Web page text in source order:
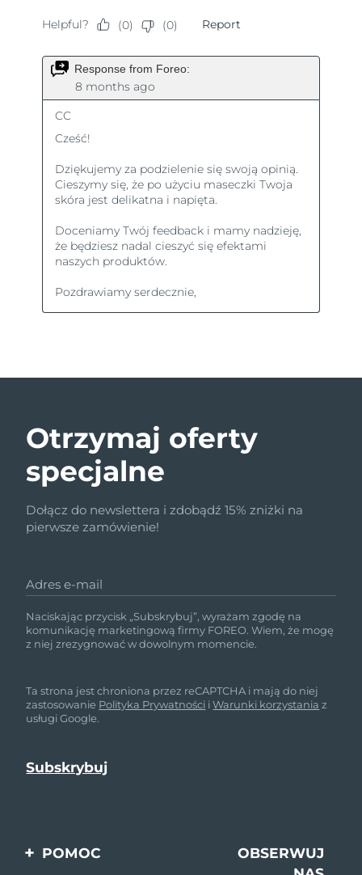
Otrzymaj oferty
specjalne
Dołącz do newslettera i zdobądź 15% zniżki na
pierwsze zamówienie!
Adres e-mail
Naciskając przycisk „Subskrybuj”, wyrażam zgodę na
komunikację marketingową firmy FOREO. Wiem, że mogę
z niej zrezygnować w dowolnym momencie.
Ta strona jest chroniona przez reCAPTCHA i mają do niej
zastosowanie Polityka Prywatności iWarunki korzystania z
usługi Google.
POMOC
OBSERWUJ